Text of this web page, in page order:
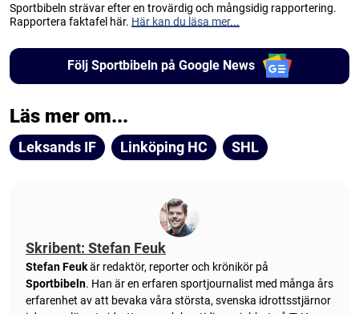
Sportbibeln strävar efter en trovärdig och mångsidig rapportering.
Rapportera faktafel här. Här kan du läsa mer...
Följ Sportbibeln på Google News
Läs mer om...
Leksands IF Linköping HC SHL
Skribent: Stefan Feuk
Stefan Feukär redaktör, reporter och krönikör på
Sportbibeln. Han är en erfaren sportjournalist med många års
erfarenhet av att bevaka våra största, svenska idrottsstjärnor